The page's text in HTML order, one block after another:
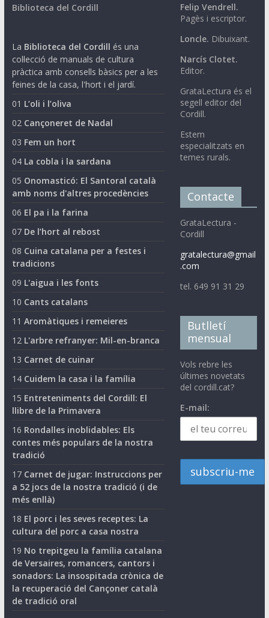
Biblioteca del Cordill
La Biblioteca del Cordill és una
col·lecció de manuals de cultura
pràctica amb consells bàsics per a les
feines de la casa, l'hort i el jardí.
01 L’oli i l’oliva
02 Cançoneret de Nadal
03 Fem un hort
04 La cobla i la sardana
05 Onomasticó: El Santoral català
amb noms d'altres procedències
06 El pa i la farina
07 De l’hort al rebost
08 Cuina catalana per a festes i
tradicions
09 L'aigua i les fonts
10 Cants catalans
11 Aromàtiques i remeieres
12 L'arbre refranyer: Mil-en-branca
13 Carnet de cuinar
14 Cuidem la casa i la família
15 Entreteniments del Cordill: El
llibre de la Primavera
16 Rondalles inoblidables: Els
contes més populars de la nostra
tradició
17 Carnet de jugar: Instruccions per
a 52 jocs de la nostra tradició (i de
més enllà)
18 El porc i les seves receptes: La
cultura del porc a casa nostra
19 No trepitgeu la família catalana
de Versaires, romancers, cantors i
sonadors: La insospitada crònica de
la recuperació del Cançoner català
de tradició oral
Felip Vendrell.
Pagès i escriptor.
Loncle. Dibuixant.
Narcís Clotet.
Editor.
GrataLectura és el
segell editor del
Cordill.
Estem
especialitzats en
temes rurals.
Contacte
GrataLectura -
Cordill
gratalectura@gmail
.com
tel. 649 91 31 29
Butlletí
mensual
Vols rebre les
últimes novetats
del cordill.cat?
E-mail: